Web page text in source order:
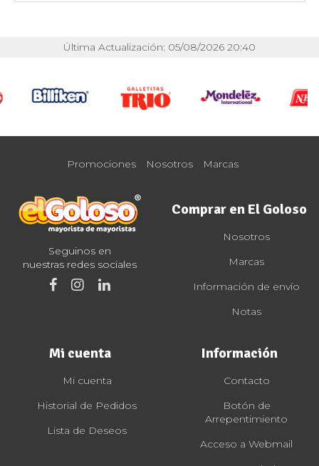
Última Actualización: 05/08/2026 20:40
Promociones Nosotros Marcas
Seguinos en
nuestras redes sociales
Comprar en El Goloso
Nosotros
Marcas
Información de envío
Notas
Mi cuenta
Mi cuenta
Historial de Pedidos
Lista de Deseos
Información
Contacto
Botón de
Arrepentimiento
Acceso a Webmail